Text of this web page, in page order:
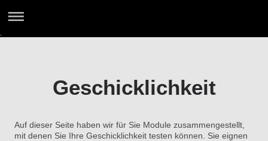
-
Geschicklichkeit
Auf dieser Seite haben wir für Sie Module zusammengestellt,
mit denen Sie Ihre Geschicklichkeit testen können. Sie eignen